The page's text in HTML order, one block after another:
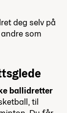
deg selv på
som
ballidretter
til